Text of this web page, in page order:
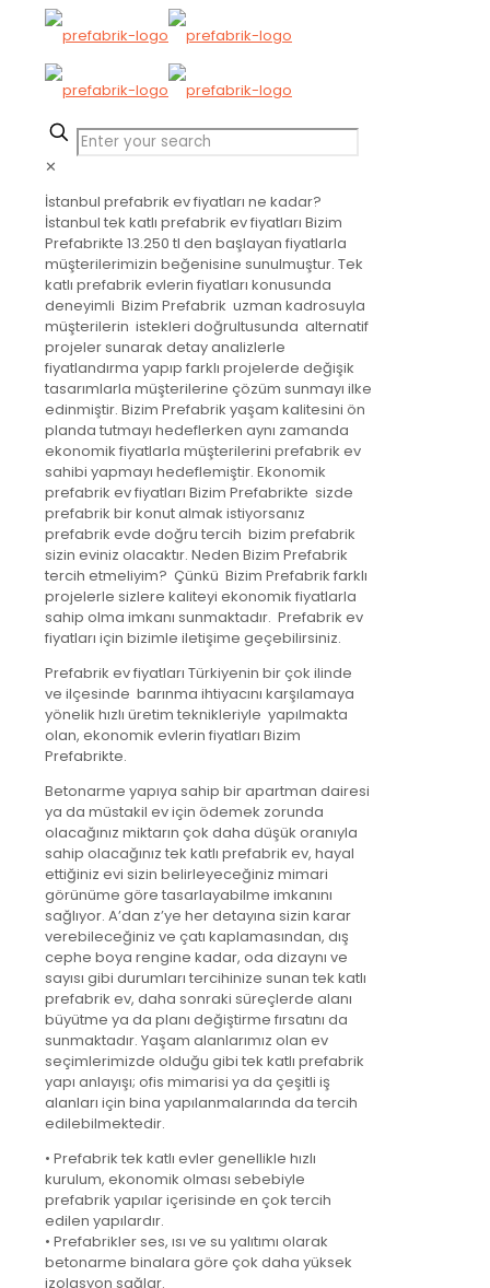
✕
İstanbul prefabrik ev fiyatları ne kadar?
İstanbul tek katlı prefabrik ev fiyatları Bizim
Prefabrikte 13.250 tl den başlayan fiyatlarla
müşterilerimizin beğenisine sunulmuştur. Tek
katlı prefabrik evlerin fiyatları konusunda
deneyimli Bizim Prefabrik uzman kadrosuyla
müşterilerin istekleri doğrultusunda alternatif
projeler sunarak detay analizlerle
fiyatlandırma yapıp farklı projelerde değişik
tasarımlarla müşterilerine çözüm sunmayı ilke
edinmiştir. Bizim Prefabrik yaşam kalitesini ön
planda tutmayı hedeflerken aynı zamanda
ekonomik fiyatlarla müşterilerini prefabrik ev
sahibi yapmayı hedeflemiştir. Ekonomik
prefabrik ev fiyatları Bizim Prefabrikte sizde
prefabrik bir konut almak istiyorsanız
prefabrik evde doğru tercih bizim prefabrik
sizin eviniz olacaktır. Neden Bizim Prefabrik
tercih etmeliyim? Çünkü Bizim Prefabrik farklı
projelerle sizlere kaliteyi ekonomik fiyatlarla
sahip olma imkanı sunmaktadır. Prefabrik ev
fiyatları için bizimle iletişime geçebilirsiniz.
Prefabrik ev fiyatları Türkiyenin bir çok ilinde
ve ilçesinde barınma ihtiyacını karşılamaya
yönelik hızlı üretim teknikleriyle yapılmakta
olan, ekonomik evlerin fiyatları Bizim
Prefabrikte.
Betonarme yapıya sahip bir apartman dairesi
ya da müstakil ev için ödemek zorunda
olacağınız miktarın çok daha düşük oranıyla
sahip olacağınız tek katlı prefabrik ev, hayal
ettiğiniz evi sizin belirleyeceğiniz mimari
görünüme göre tasarlayabilme imkanını
sağlıyor. A’dan z’ye her detayına sizin karar
verebileceğiniz ve çatı kaplamasından, dış
cephe boya rengine kadar, oda dizaynı ve
sayısı gibi durumları tercihinize sunan tek katlı
prefabrik ev, daha sonraki süreçlerde alanı
büyütme ya da planı değiştirme fırsatını da
sunmaktadır. Yaşam alanlarımız olan ev
seçimlerimizde olduğu gibi tek katlı prefabrik
yapı anlayışı; ofis mimarisi ya da çeşitli iş
alanları için bina yapılanmalarında da tercih
edilebilmektedir.
• Prefabrik tek katlı evler genellikle hızlı
kurulum, ekonomik olması sebebiyle
prefabrik yapılar içerisinde en çok tercih
edilen yapılardır.
• Prefabrikler ses, ısı ve su yalıtımı olarak
betonarme binalara göre çok daha yüksek
izolasyon sağlar.